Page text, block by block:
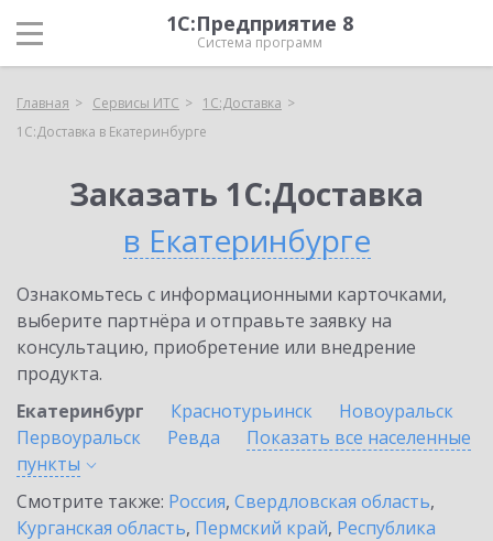
1С:Предприятие 8
Система программ
Главная Сервисы ИТС
1С:Доставка
1С:Доставка в Екатеринбурге
Заказать 1С:Доставка
в Екатеринбурге
Ознакомьтесь с информационными карточками,
выберите партнёра и отправьте заявку на
консультацию, приобретение или внедрение
продукта.
Екатеринбург
Краснотурьинск
Новоуральск
Первоуральск
Ревда
Показать все населенные
пункты
Смотрите также: Россия, Свердловская область,
Курганская область, Пермский край, Республика